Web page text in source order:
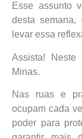
Esse assunto
desta semana,
levar essa
Assista!
Minas.
Nas ruas e
ocupam cada
poder para